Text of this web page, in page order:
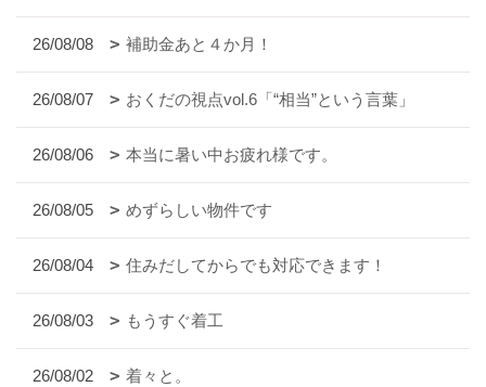
26/08/08 補助金あと４か月！
26/08/07 おくだの視点vol.6「“相当”という言葉」
26/08/06 本当に暑い中お疲れ様です。
26/08/05 めずらしい物件です
26/08/04 住みだしてからでも対応できます！
26/08/03 もうすぐ着工
26/08/02 着々と。